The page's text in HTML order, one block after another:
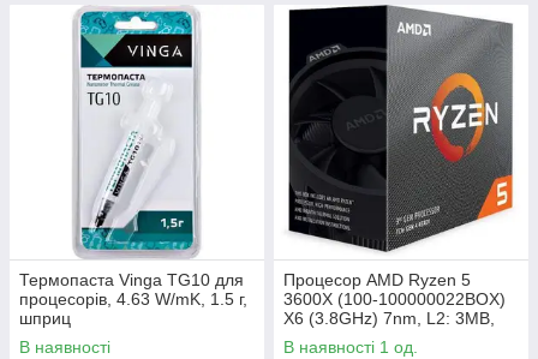
Термопаста Vinga TG10 для
процесорів, 4.63 W/mK, 1.5 г,
шприц
В наявності
Процесор AMD Ryzen 5
3600X (100-100000022BOX)
X6 (3.8GHz) 7nm, L2: 3MB,
L3: 32MB, 65W Wraith Spire c
В наявності 1 од.